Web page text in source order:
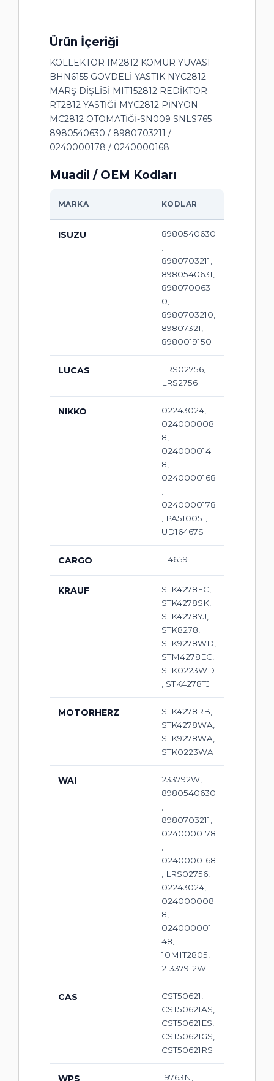
Ürün İçeriği
KOLLEKTÖR IM2812 KÖMÜR YUVASI
BHN6155 GÖVDELİ YASTIK NYC2812
MARŞ DİŞLİSİ MIT152812 REDİKTÖR
RT2812 YASTİĞİ-MYC2812 PİNYON-
MC2812 OTOMATİĞİ-SN009 SNLS765
8980540630 / 8980703211 /
0240000178 / 0240000168
Muadil / OEM Kodları
MARKA KODLAR
ISUZU
8980540630
8980703211,
8980540631,
898070063
0,
8980703210,
89807321,
8980019150
LUCAS
LRS02756,
LRS2756
NIKKO
02243024,
024000008
8,
024000014
8,
0240000168
0240000178
, PA510051,
UD16467S
CARGO 114659
KRAUF
STK4278EC,
STK4278SK,
STK4278YJ,
STK8278,
STK9278WD,
STM4278EC,
STK0223WD
, STK4278TJ
MOTORHERZ
STK4278RB,
STK4278WA,
STK9278WA,
STK0223WA
WAI
233792W,
8980540630
8980703211,
0240000178
0240000168
, LRS02756,
02243024,
024000008
8,
024000001
48,
10MIT2805,
2-3379-2W
CAS
CST50621,
CST50621AS,
CST50621ES,
CST50621GS,
CST50621RS
WPS 19763N,